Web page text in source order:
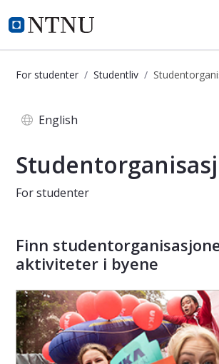
i.ntnu.no
For studenter Studentliv
English
For studenter
Finn
aktiviteter i byene